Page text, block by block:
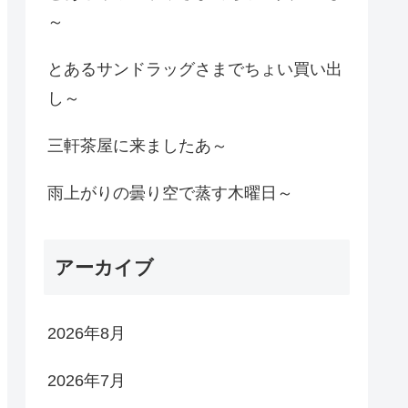
～
とあるサンドラッグさまでちょい買い出
し～
三軒茶屋に来ましたあ～
雨上がりの曇り空で蒸す木曜日～
アーカイブ
2026年8月
2026年7月